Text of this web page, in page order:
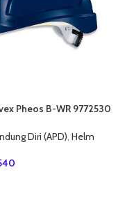
Pheos B-WR 9772530
Diri (APD) Helm